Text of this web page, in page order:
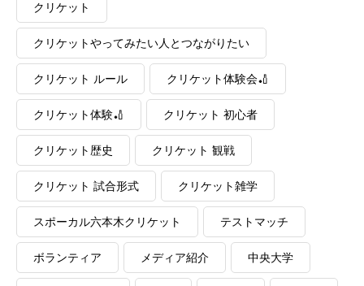
クリケット
クリケットやってみたい人とつながりたい
クリケット ルール クリケット体験会🏏
クリケット体験🏏 クリケット 初心者
クリケット歴史 クリケット 観戦
クリケット 試合形式 クリケット雑学
スポーカル六本木クリケット テストマッチ
ボランティア メディア紹介 中央大学